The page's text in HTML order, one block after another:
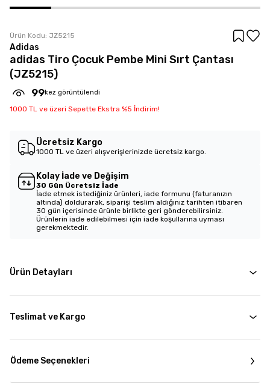
Ürün Kodu: JZ5215
Adidas
adidas Tiro Çocuk Pembe Mini Sırt Çantası
(JZ5215)
99kez görüntülendi
1000 TL ve üzeri Sepette Ekstra %5 İndirim!
Ücretsiz Kargo
1000 TL ve üzeri alışverişlerinizde ücretsiz kargo.
Kolay İade ve Değişim
30 Gün Ücretsiz İade
İade etmek istediğiniz ürünleri, iade formunu (faturanızın
altında) doldurarak, siparişi teslim aldığınız tarihten itibaren
30 gün içerisinde ürünle birlikte geri gönderebilirsiniz.
Ürünlerin iade edilebilmesi için iade koşullarına uyması
gerekmektedir.
Ürün Detayları
Teslimat ve Kargo
Ödeme Seçenekleri